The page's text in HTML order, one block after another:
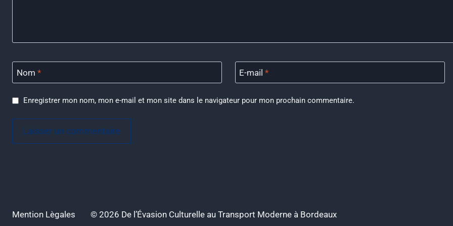
Nom * E-mail *
Enregistrer mon nom, mon e-mail et mon site dans le navigateur pour mon prochain commentaire.
Mention Lègales © 2026 De l’Évasion Culturelle au Transport Moderne à Bordeaux